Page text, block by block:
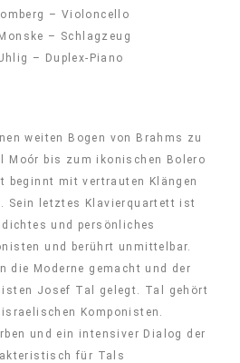
– Violoncello
– Schlagzeug
– Duplex-Piano
weiten Bogen von Brahms zu
Moór bis zum ikonischen Bolero
beginnt mit vertrauten Klängen
Sein letztes Klavierquartett ist
und persönliches
und berührt unmittelbar.
die Moderne gemacht und der
Josef Tal gelegt. Tal gehört
Komponisten.
und ein intensiver Dialog der
für Tals